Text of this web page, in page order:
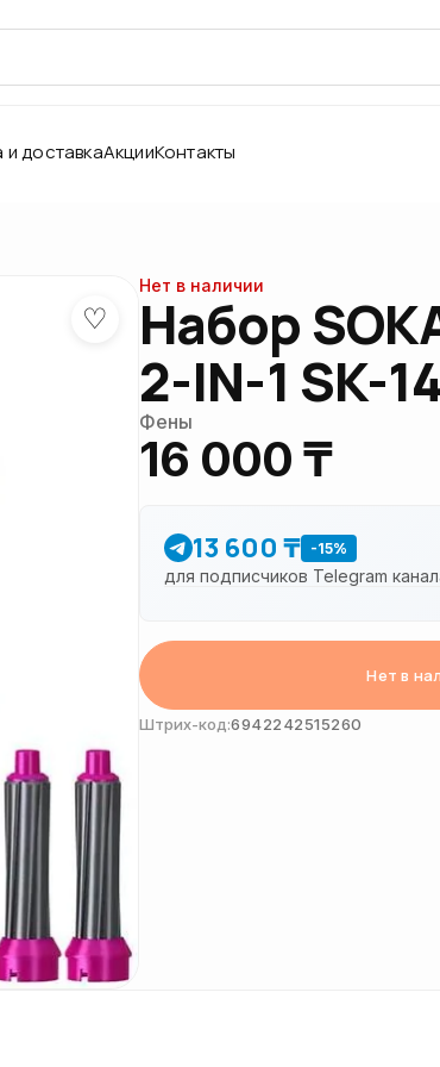
и доставкаАкцииКонтакты
♡
Нет в наличии
Набор
2-IN-1 SK-
Фены
16 000 ₸
13 600 ₸ -15%
для подписчиков Telegram
Нет в
Штрих-код:6942242515260